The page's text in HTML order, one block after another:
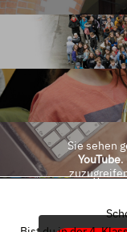
Sie sehen
YouTube.